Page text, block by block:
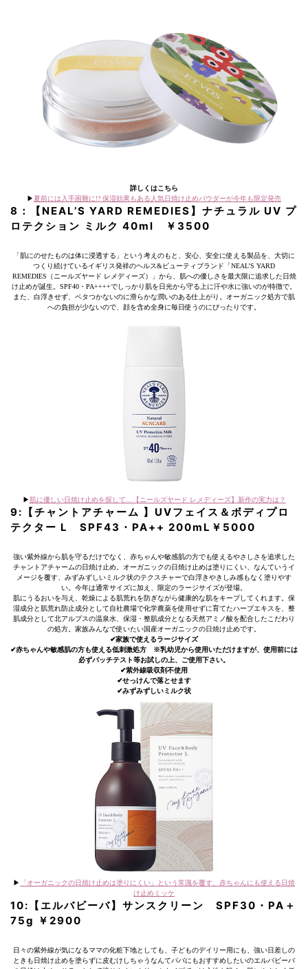
詳しくはこちら
▶︎夏前には入手困難に!? 保湿効果もある人気日焼け止めパウダーが今年も限定発売
8：【NEAL’S YARD REMEDIES】ナチュラル UV プ
ロテクション ミルク 40ml ￥3500
「肌にのせたものは体に浸透する」という考えのもと、安心、安全に使える製品を、大切に
つくり続けているイギリス発祥のヘルス&ビューティブランド「NEAL’S YARD
REMEDIES（ニールズヤード レメディーズ）」から、肌への優しさを最大限に追求した日焼
け止めが誕生。SPF40・PA++++でしっかり肌を日光から守る上に汗や水に強いのが特徴で。
また、白浮きせず、ベタつかないのに滑らかな潤いのある仕上がり。オーガニック処方で肌
への負担が少ないので、顔を含め全身に毎日使うのにぴったりです。
▶︎ 肌に優しい日焼け止めを探して…【ニールズヤード レメディーズ】新作の実力は？
9:【チャントアチャーム 】UVフェイス＆ボディプロ
テクター L SPF43・PA++ 200mL￥5000
強い紫外線から肌を守るだけでなく、赤ちゃんや敏感肌の方でも使えるやさしさを追求した
チャントアチャームの日焼け止め。オーガニックの日焼け止めは塗りにくい、なんていうイ
メージを覆す、みずみずしいミルク状のテクスチャーで白浮きやきしみ感もなく塗りやす
い。今年は通常サイズに加え、限定のラージサイズが登場。
肌にうるおいを与え、乾燥による肌荒れを防ぎながら健康的な肌をキープしてくれます。保
湿成分と肌荒れ防止成分として自社農場で化学農薬を使用せずに育てたハーブエキスを、整
肌成分として北アルプスの温泉水、保湿・整肌成分となる天然アミノ酸を配合したこだわり
の処方。家族みんなで使いたい国産オーガニックの日焼け止めです。
✔︎家族で使えるラージサイズ
✔︎赤ちゃんや敏感肌の方も使える低刺激処方 ※乳幼児から使用いただけますが、使用前には
必ずパッチテスト等お試しの上、ご使用下さい。
✔︎紫外線吸収剤不使用
✔︎せっけんで落とせます
✔︎みずみずしいミルク状
▶︎
「オーガニックの日焼け止めは塗りにくい」という常識を覆す、赤ちゃんにも使える日焼
け止めミッケ
10:【エルバビーバ】サンスクリーン SPF30・PA＋
75g ￥2900
日々の紫外線が気になるママの化粧下地としても、子どものデイリー用にも、強い日差しの
ときも日焼け止めを塗らずに皮むけしちゃうなんてパパにもおすすめしたいのエルバビーバ